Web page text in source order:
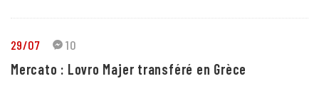
29/07 10
Mercato : Lovro Majer transféré en Grèce